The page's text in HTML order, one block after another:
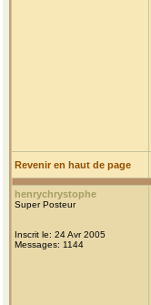
Revenir en haut de page
henrychrystophe
Super Posteur
Inscrit le: 24 Avr 2005
Messages: 1144